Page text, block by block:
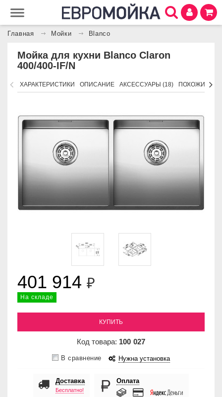
Главная Мойки Blanco
Мойка для кухни Blanco Claron
400/400-IF/N
ХАРАКТЕРИСТИКИ ОПИСАНИЕ АКСЕССУАРЫ (18) ПОХОЖИЕ
401 914 ₽
На складе
КУПИТЬ
Код товара: 100 027
В сравнение Нужна установка
Доставка
Бесплатно!
Оплата